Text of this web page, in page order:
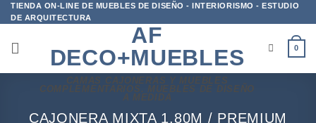
Saltar
al
TIENDA ON-LINE DE MUEBLES DE DISEÑO - INTERIORISMO - ESTUDIO
DE ARQUITECTURA
AF
DECO+MUEBLES
CAMAS CAJONERAS Y MUEBLES
COMPLEMENTARIOS. MUEBLES DE DISEÑO
A MEDIDA
0
CAJONERA MIXTA 1.80M / PREMIUM